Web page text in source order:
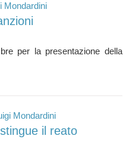
Mondardini
per la presentazione della
Mondardini
il reato